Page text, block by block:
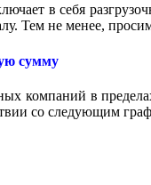
в себя
Тем не менее,
сумму
компаний в
со следующим